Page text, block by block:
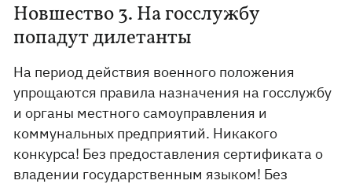
Новшество 3. На госслужбу
попадут дилетанты
На период действия военного положения
упрощаются правила назначения на госслужбу
и органы местного самоуправления и
коммунальных предприятий. Никакого
конкурса! Без предоставления сертификата о
владении государственным языком! Без